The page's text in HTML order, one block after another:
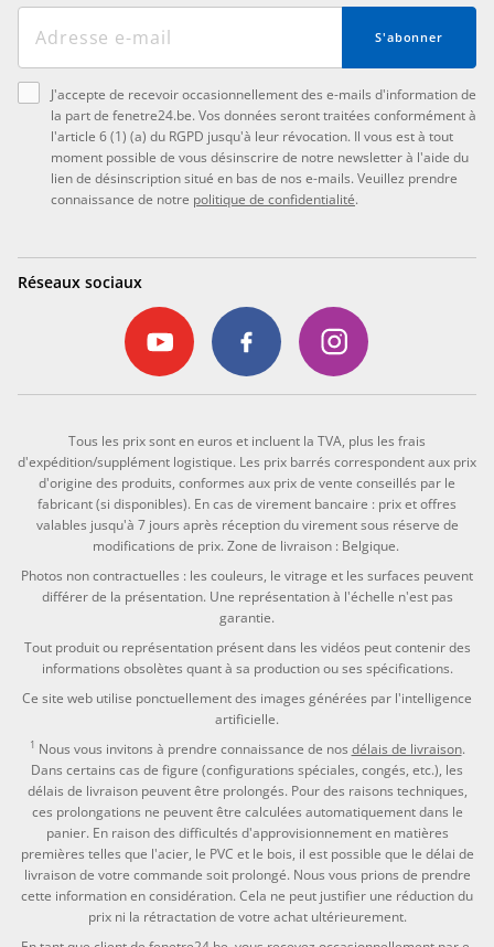
S'abonner
J'accepte de recevoir occasionnellement des e-mails d'information de
la part de fenetre24.be. Vos données seront traitées conformément à
l'article 6 (1) (a) du RGPD jusqu'à leur révocation. Il vous est à tout
moment possible de vous désinscrire de notre newsletter à l'aide du
lien de désinscription situé en bas de nos e-mails. Veuillez prendre
connaissance de notre politique de confidentialité.
Réseaux sociaux
Tous les prix sont en euros et incluent la TVA, plus les frais
d'expédition/supplément logistique. Les prix barrés correspondent aux prix
d'origine des produits, conformes aux prix de vente conseillés par le
fabricant (si disponibles). En cas de virement bancaire : prix et offres
valables jusqu'à 7 jours après réception du virement sous réserve de
modifications de prix. Zone de livraison : Belgique.
Photos non contractuelles : les couleurs, le vitrage et les surfaces peuvent
différer de la présentation. Une représentation à l'échelle n'est pas
garantie.
Tout produit ou représentation présent dans les vidéos peut contenir des
informations obsolètes quant à sa production ou ses spécifications.
Ce site web utilise ponctuellement des images générées par l'intelligence
artificielle.
1 Nous vous invitons à prendre connaissance de nos délais de livraison.
Dans certains cas de figure (configurations spéciales, congés, etc.), les
délais de livraison peuvent être prolongés. Pour des raisons techniques,
ces prolongations ne peuvent être calculées automatiquement dans le
panier. En raison des difficultés d'approvisionnement en matières
premières telles que l'acier, le PVC et le bois, il est possible que le délai de
livraison de votre commande soit prolongé. Nous vous prions de prendre
cette information en considération. Cela ne peut justifier une réduction du
prix ni la rétractation de votre achat ultérieurement.